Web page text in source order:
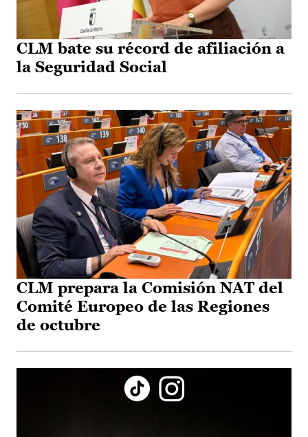
CLM bate su récord de afiliación a
la Seguridad Social
CLM prepara la Comisión NAT del
Comité Europeo de las Regiones
de octubre